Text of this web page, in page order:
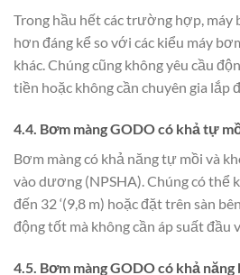
Trong hầu hết các trường hợp, máy
hơn đáng kể so với các kiểu máy
khác. Chúng cũng không yêu cầu
tiền hoặc không cần chuyên gia lắp
4.4. Bơm màng GODO có khả tự
Bơm màng có khả năng tự mồi và
vào dương (NPSHA). Chúng có thể
đến 32 ‘(9,8 m) hoặc đặt trên sàn
động tốt mà không cần áp suất đầu
4.5. Bơm màng GODO có khả năng